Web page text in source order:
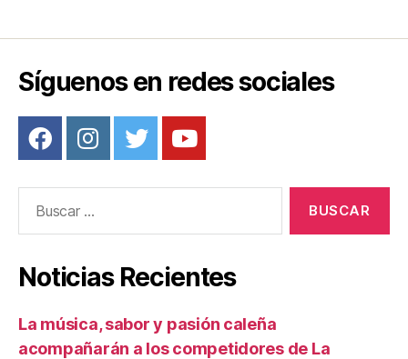
o
k
Síguenos en redes sociales
Noticias Recientes
La música, sabor y pasión caleña
acompañarán a los competidores de La